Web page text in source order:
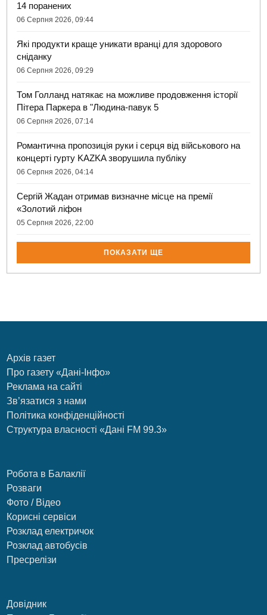
14 поранених
06 Серпня 2026, 09:44
Які продукти краще уникати вранці для здорового
сніданку
06 Серпня 2026, 09:29
Том Голланд натякає на можливе продовження історії
Пітера Паркера в "Людина-павук 5
06 Серпня 2026, 07:14
Романтична пропозиція руки і серця від військового на
концерті гурту KAZKA зворушила публіку
06 Серпня 2026, 04:14
Сергій Жадан отримав визначне місце на премії
«Золотий ліфон
05 Серпня 2026, 22:00
ПОКАЗАТИ ЩЕ
Архів газет
Про газету «Дані-Інфо»
Реклама на сайті
Зв’язатися з нами
Політика конфіденційності
Структура власності «Дані FM 99.3»
Робота в Балаклії
Розваги
Фото / Відео
Корисні сервіси
Розклад електричок
Розклад автобусів
Пресрелізи
Довідник